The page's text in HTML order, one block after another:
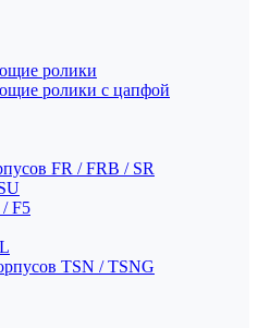
ролики
ролики с цапфой
FR / FRB / SR
F5
TSN / TSNG